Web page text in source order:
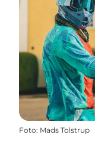
Foto: Mads Tolstrup